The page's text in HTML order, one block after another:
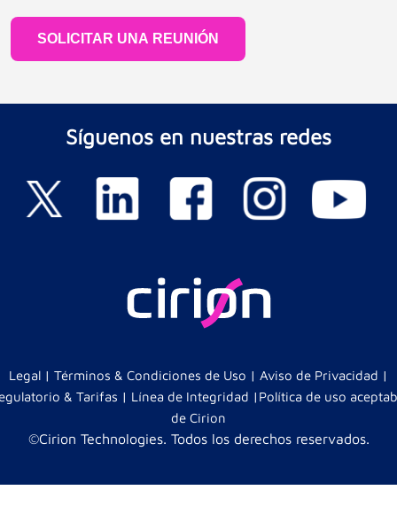
Síguenos en nuestras redes
Legal | Términos & Condiciones de Uso | Aviso de Privacidad |
& Tarifas | Línea de Integridad | Política de uso
de Cirion
©Cirion Technologies. Todos los derechos reservados.